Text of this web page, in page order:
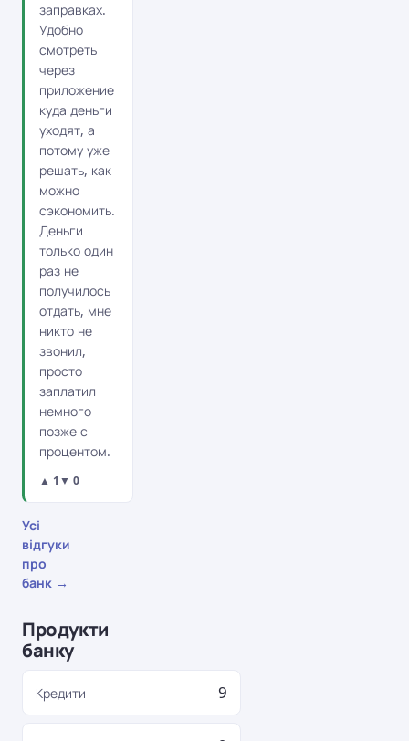
заправках.
Удобно
смотреть
через
приложение
куда деньги
уходят, а
потому уже
решать, как
можно
сэкономить.
Деньги
только один
раз не
получилось
отдать, мне
никто не
звонил,
просто
заплатил
немного
позже с
процентом.
▲ 1 ▼ 0
Усі
відгуки
про
банк →
Продукти
банку
Кредити 9